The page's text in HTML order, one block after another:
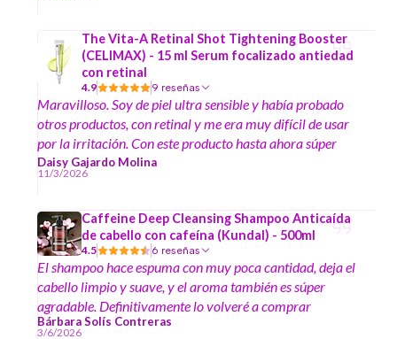
The Vita-A Retinal Shot Tightening Booster
(CELIMAX) - 15 ml Serum focalizado antiedad
con retinal
4.9 9 reseñas
Maravilloso. Soy de piel ultra sensible y había probado
otros productos, con retinal y me era muy difícil de usar
por la irritación. Con este producto hasta ahora súper
bien. Lo uso día por medio. Y el tono es más uniforme y
algunas líneas de expresión se ven bastante mejor
Daisy Gajardo Molina
11/3/2026
Caffeine Deep Cleansing Shampoo Anticaída
de cabello con cafeína (Kundal) - 500ml
4.5 6 reseñas
El shampoo hace espuma con muy poca cantidad, deja el
cabello limpio y suave, y el aroma también es súper
agradable. Definitivamente lo volveré a comprar
Bárbara Solís Contreras
3/6/2026